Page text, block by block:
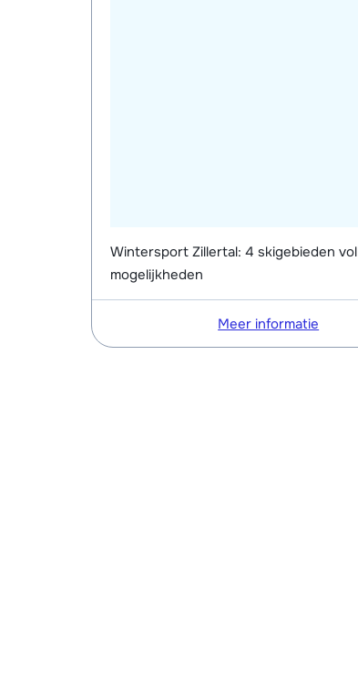
Wintersport Zillertal: 4 skigebieden vol
mogelijkheden
Meer informatie